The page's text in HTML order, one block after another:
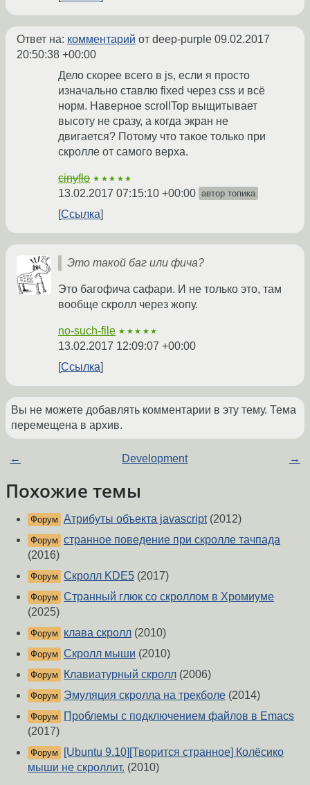
Ответ на: комментарий от deep-purple 09.02.2017
20:50:38 +00:00
Дело скорее всего в js, если я просто
изначально ставлю fixed через css и всё
норм. Наверное scrollTop выщитывает
высоту не сразу, а когда экран не
двигается? Потому что такое только при
скролле от самого верха.
cinyflo ★★★★★
13.02.2017 07:15:10 +00:00 автор топика
Ссылка
Это такой баг или фича?
Это багофича сафари. И не только это, там
вообще скролл через жопу.
no-such-file ★★★★★
13.02.2017 12:09:07 +00:00
Ссылка
Вы не можете добавлять комментарии в эту тему. Тема
перемещена в архив.
← Development →
Похожие темы
Форум Атрибуты объекта javascript(2012)
Форум странное поведение при скролле тачпада
(2016)
Форум Скролл KDE5 (2017)
Форум Странный глюк со скроллом в Хромиуме
(2025)
Форум клава скролл (2010)
Форум Скролл мыши (2010)
Форум Клавиатурный скролл (2006)
Форум Эмуляция скролла на трекболе (2014)
Форум
Проблемы с подключением файлов в Emacs
(2017)
Форум
[Ubuntu 9.10][Творится странное] Колёсико
мыши не скроллит. (2010)